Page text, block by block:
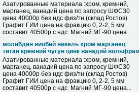
Азатированные материала :хром, кремний,
марганец, ванадий цена по запросу ШФС30
цена 40000р без ндс физ/тн (склад Ростов)
Графит ГИИ цена на фракцию 0, 2-2, 5 мм
составит 40500р с ндс Магний МГ-90 цена...
молибден ниобий никель хром марганец
титан кремний чугун цинк ванадий
Азатированные материала :хром, кремний,
марганец, ванадий цена по запросу ШФС30
цена 40000р без ндс физ/тн (склад Ростов)
Графит ГИИ цена на фракцию 0, 2-2, 5 мм
составит 40500р с ндс Магний МГ-90 цена...